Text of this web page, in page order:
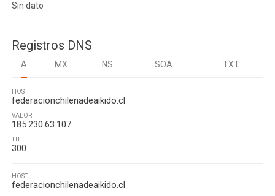
Sin dato
Registros DNS
A MX NS SOA TXT
HOST
federacionchilenadeaikido.cl
VALOR
185.230.63.107
TTL
300
HOST
federacionchilenadeaikido.cl